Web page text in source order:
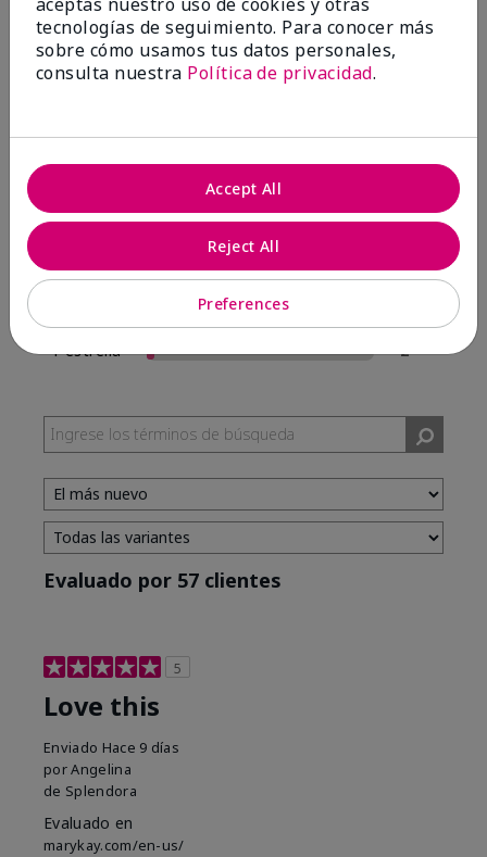
Escribir Una Opinión
3 estrellas
1
1 estrella
2
Evaluado por 57 clientes
5
Love this
Enviado Hace 9 días
porAngelina
de Splendora
Evaluado en
marykay.com/en-us/
tecnologías de seguimiento. Para conocer más
sobre cómo usamos tus datos personales,
consulta nuestra Política de privacidad.
Preferences
Reject All
Accept All